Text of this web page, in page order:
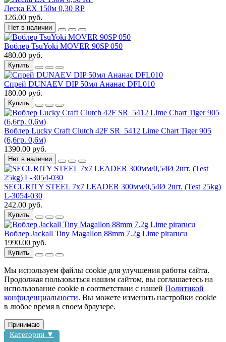
Леска EX 150м 0,30 RP
126.00 руб.
Нет в наличии
Воблер TsuYoki MOVER 90SP 050
480.00 руб.
Купить
Спрей DUNAEV DIP 50мл Ананас DFL010
180.00 руб.
Купить
Воблер Lucky Craft Clutch 42F SR_5412 Lime Chart Tiger 905
(6,6гр. 0,6м)
1390.00 руб.
Нет в наличии
SECURITY STEEL 7x7 LEADER 300мм/0,54Ø 2шт. (Test 25kg)
L-3054-030
242.00 руб.
Купить
Воблер Jackall Tiny Magallon 88mm 7.2g Lime pirarucu
1990.00 руб.
Купить
Мы используем файлы cookie для улучшения работы сайта.
Продолжая пользоваться нашим сайтом, вы соглашаетесь на
использование cookie в соответствии с нашей Политикой
конфиденциальности. Вы можете изменить настройки cookie
в любое время в своем браузере.
Принимаю
Категории ▼